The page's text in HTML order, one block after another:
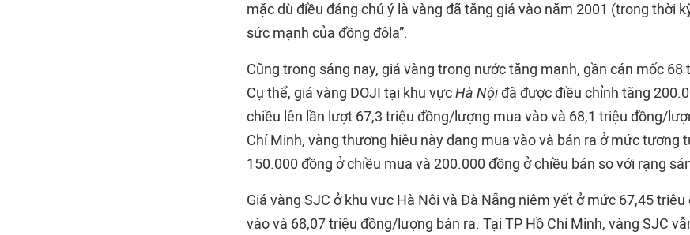
mặc dù điều đáng chú ý là vàng đã tăng giá vào năm 2001 (trong thời
sức mạnh của đồng đôla”.
Cũng trong sáng nay, giá vàng trong nước tăng mạnh, gần cán mốc 68
Cụ thể, giá vàng DOJI tại khu vựcHà Nộiđã được điều chỉnh tăng
chiều lên lần lượt 67,3 triệu đồng/lượng mua vào và 68,1 triệu đồng/
Chí Minh, vàng thương hiệu này đang mua vào và bán ra ở mức tương
150.000 đồng ở chiều mua và 200.000 đồng ở chiều bán so với rạng
Giá vàng SJC ở khu vực Hà Nội và Đà Nẵng niêm yết ở mức 67,45
vào và 68,07 triệu đồng/lượng bán ra. Tại TP Hồ Chí Minh, vàng SJC